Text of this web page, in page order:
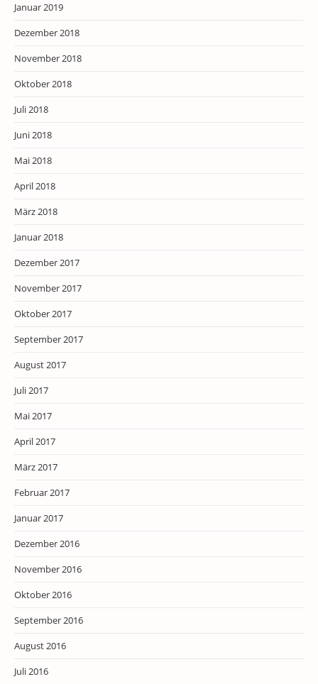
Januar 2019
Dezember 2018
November 2018
Oktober 2018
Juli 2018
Juni 2018
Mai 2018
April 2018
März 2018
Januar 2018
Dezember 2017
November 2017
Oktober 2017
September 2017
August 2017
Juli 2017
Mai 2017
April 2017
März 2017
Februar 2017
Januar 2017
Dezember 2016
November 2016
Oktober 2016
September 2016
August 2016
Juli 2016